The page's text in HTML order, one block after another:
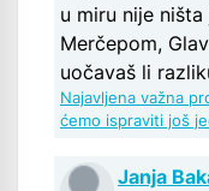
u miru nije
Merčepom,
uočavaš li
Najavljena važna
ćemo ispraviti još
Janja